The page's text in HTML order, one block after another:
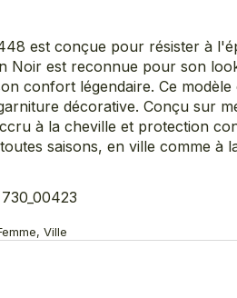
est conçue pour résister à
Noir est reconnue pour son
confort légendaire. Ce modèle
décorative. Conçu sur
à la cheville et protection
saisons, en ville comme à
Ville